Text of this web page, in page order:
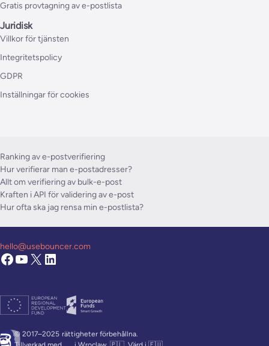
Gratis provtagning av e-postlista
Juridisk
Villkor för tjänsten
Integritetspolicy
GDPR
Inställningar för cookies
Ranking av e-postverifiering
Hur verifierar man e-postadresser?
Allt om verifiering av bulk-e-post
Kraften i API för validering av e-post
Hur ofta ska jag rensa min e-postlista?
© 2017–2025 rättigheter förbehållna.
hello@usebouncer.com